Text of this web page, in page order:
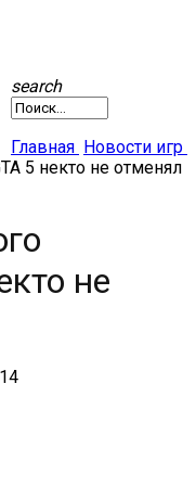
search
Главная Новости игр
5 некто не отменял
не